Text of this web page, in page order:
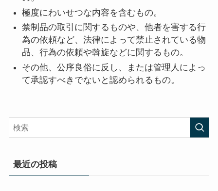
極度にわいせつな内容を含むもの。
禁制品の取引に関するものや、他者を害する行
為の依頼など、法律によって禁止されている物
品、行為の依頼や斡旋などに関するもの。
その他、公序良俗に反し、または管理人によっ
て承認すべきでないと認められるもの。
最近の投稿